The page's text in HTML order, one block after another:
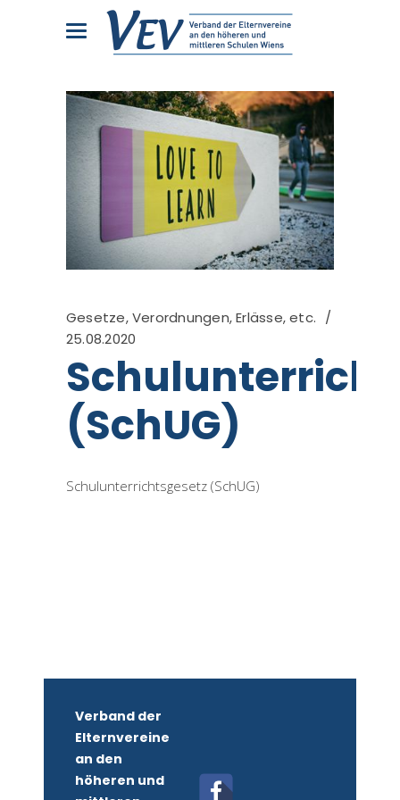
Gesetze, Verordnungen, Erlässe, etc.
25.08.2020
(SchUG)
Schulunterrichtsgesetz (SchUG)
Verband der
Elternvereine
an den
höheren und